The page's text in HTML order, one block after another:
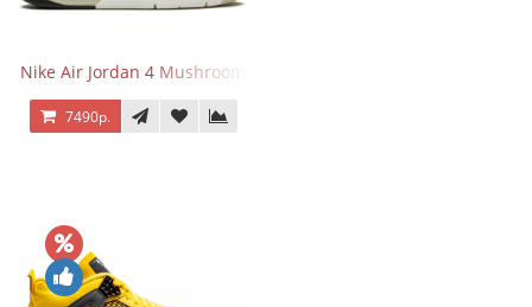
Nike Air Jordan 4 Mushroom
7490р.